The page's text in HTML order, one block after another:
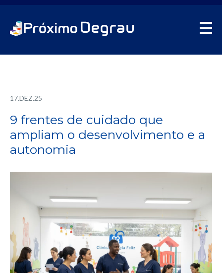
17.DEZ.25
9 frentes de cuidado que
ampliam o desenvolvimento e a
autonomia